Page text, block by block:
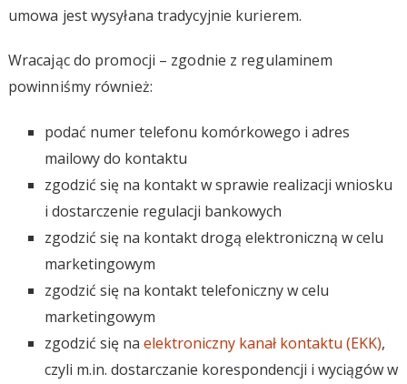
umowa jest wysyłana tradycyjnie kurierem.
Wracając do promocji – zgodnie z regulaminem
powinniśmy również:
podać numer telefonu komórkowego i adres
mailowy do kontaktu
zgodzić się na kontakt w sprawie realizacji wniosku
i dostarczenie regulacji bankowych
zgodzić się na kontakt drogą elektroniczną w celu
marketingowym
zgodzić się na kontakt telefoniczny w celu
marketingowym
zgodzić się na elektroniczny kanał kontaktu (EKK),
czyli m.in. dostarczanie korespondencji i wyciągów w